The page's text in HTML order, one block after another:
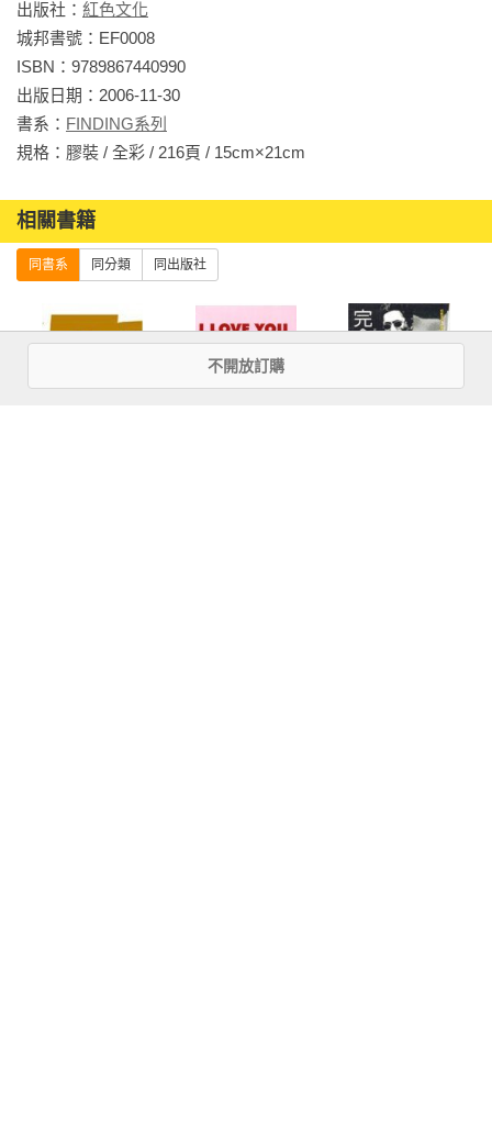
出版社： 紅色文化
城邦書號：EF0008
ISBN：9789867440990
出版日期：2006-11-30
書系： FINDING系列
規格：膠裝 / 全彩 / 216頁 / 15cm×21cm
相關書籍
同書系 同分類 同出版社
不開放訂購